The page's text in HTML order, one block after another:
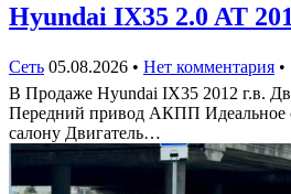
Hyundai IX35 2.0 AT
Сеть 05.08.2026 • Нет комментария •
В Продаже Hyundai IX35 2012 г.в.
Передний привод АКПП Идеальное
салону Двигатель…